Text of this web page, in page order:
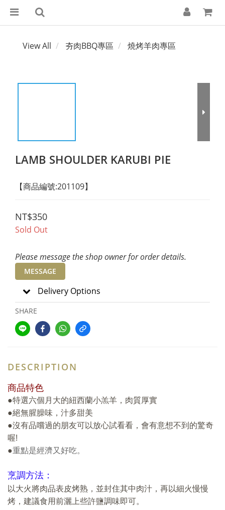
View All 夯肉BBQ專區 燒烤羊肉專區
LAMB SHOULDER KARUBI PIE
【商品編號:201109】
NT$350
Sold Out
Please message the shop owner for order details.
MESSAGE
Delivery Options
SHARE
DESCRIPTION
商品特色
●特選六個月大的紐西蘭小羔羊，肉質厚實
●絕無腥臊味，汁多甜美
●沒有品嚐過的朋友可以放心試看看，會有意想不到的驚奇
喔!
●重點是經濟又好吃。
烹調方法：
以大火將肉品表皮烤熟，並封住其中肉汁，再以細火慢慢
烤，建議食用前灑上些許鹽調味即可。